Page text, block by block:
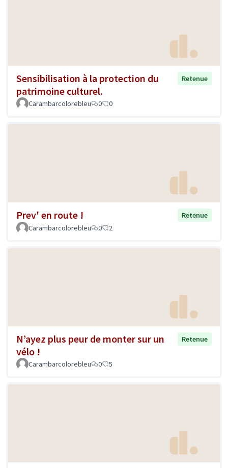
Sensibilisation à la protection du
patrimoine culturel.
Retenue
Carambarcolorebleu 0 0
Prev' en route !
Retenue
Carambarcolorebleu
0 2
N’ayez plus peur de monter sur un
vélo !
Retenue
Carambarcolorebleu 0 5